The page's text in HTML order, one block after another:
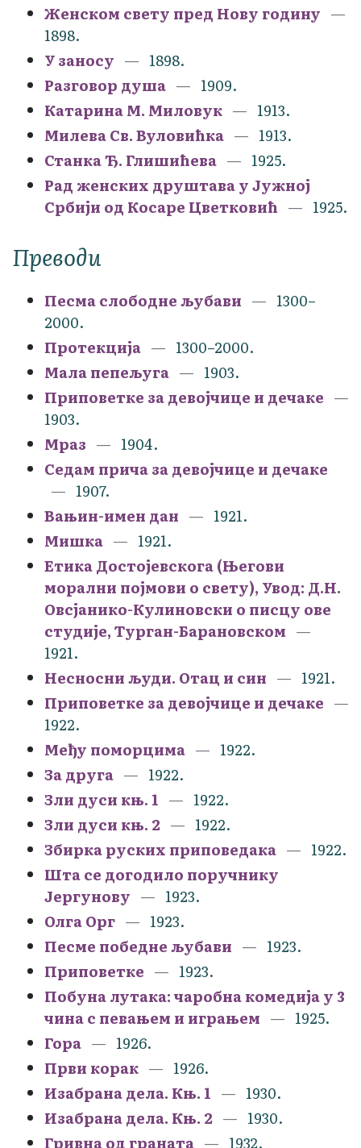
Женском свету пред Нову годину
1898.
У заносу
1898.
Разговор душа
1909.
Катарина М. Миловук
1913.
Милева Св. Вуловићка
1913.
Станка Ђ. Глишићева
1925.
Рад женских друштава у Јужној
Србији од Косаре Цветковић
1925.
Преводи
Песма слободне љубави
1300–
2000.
Протекција
1300–2000.
Мала пепељуга
1903.
Приповетке за девојчице и дечаке
1903.
Мраз
1904.
Седам прича за девојчице и дечаке
1907.
Вањин-имен дан
1921.
Мишка
1921.
Етика Достојевскога (Његови
морални појмови о свету), Увод: Д.Н.
Овсјанико-Кулиновски о писцу ове
студије, Турган-Барановском
1921.
Несносни људи. Отац и син
1921.
Приповетке за девојчице и дечаке
1922.
Међу поморцима
1922.
За друга
1922.
Зли дуси књ. 1
1922.
Зли дуси књ. 2
1922.
Збирка руских приповедака
1922.
Шта се догодило поручнику
Јергунову
1923.
Олга Орг
1923.
Песме победне љубави
1923.
Приповетке
1923.
Побуна лутака: чаробна комедија у 3
чина с певањем и играњем
1925.
Гора
1926.
Први корак
1926.
Изабрана дела. Књ. 1
1930.
Изабрана дела. Књ. 2
1930.
Гривна од граната
1932.